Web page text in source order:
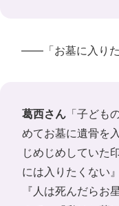
――「お墓に入りた
葛西さん 「子ども
めてお墓に遺骨を
じめじめしていた
には入りたくない
『人は死んだらお